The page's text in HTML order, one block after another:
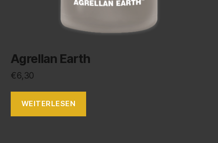
Agrellan Earth
€6,30
WEITERLESEN